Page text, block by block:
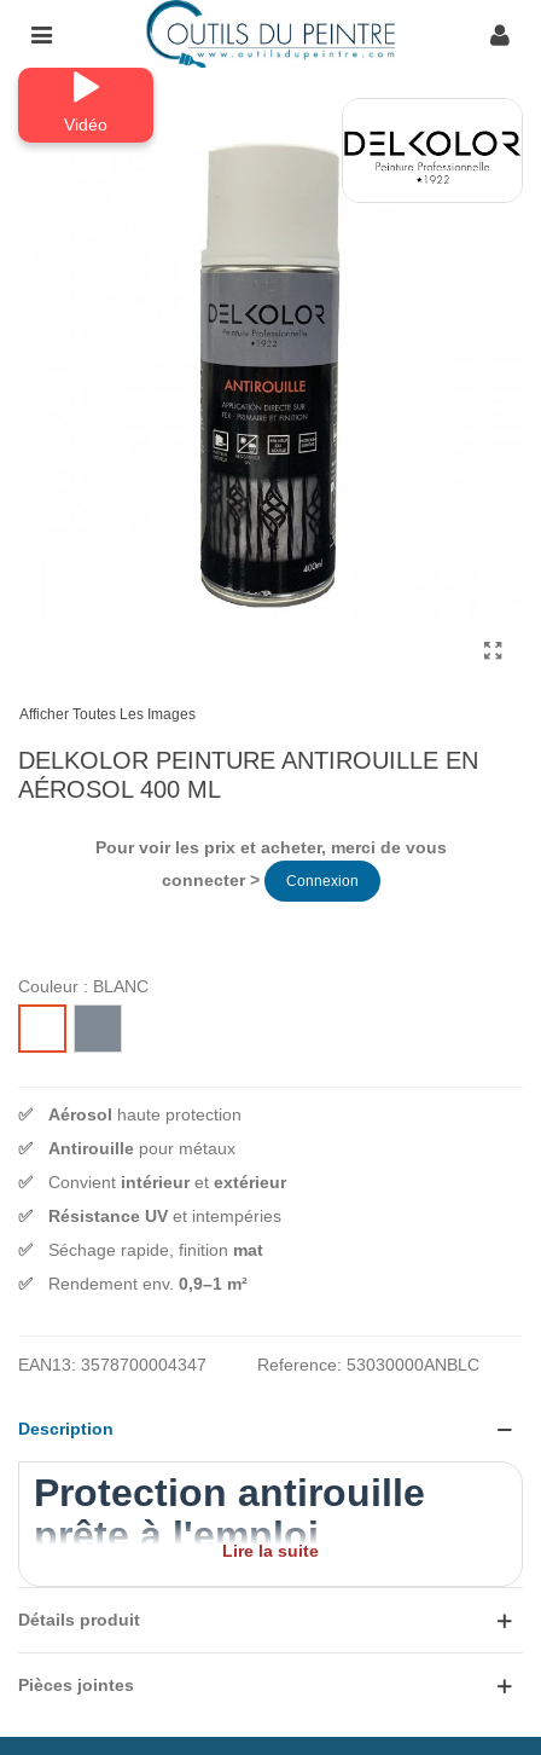
Vidéo
Afficher Toutes Les Images
DELKOLOR PEINTURE ANTIROUILLE EN
AÉROSOL 400 ML
Pour voir les prix et acheter, merci de vous
connecter >
Connexion
Couleur : BLANC
Aérosol haute protection
Antirouille pour métaux
Convient intérieuret extérieur
Résistance UV et intempéries
Séchage rapide, finition mat
Rendement env. 0,9–1 m²
EAN13: 3578700004347 Reference: 53030000ANBLC
Description
Protection antirouille
prête à l'emploi
métalliques en un seul produit. Facile à appliquer, elle adhère
sur fer neuf ou rouillé et offre une couche durable, résistante
aux UV et aux intempéries. Idéale pour les ateliers,
Lire la suite
Détails produit
Pièces jointes